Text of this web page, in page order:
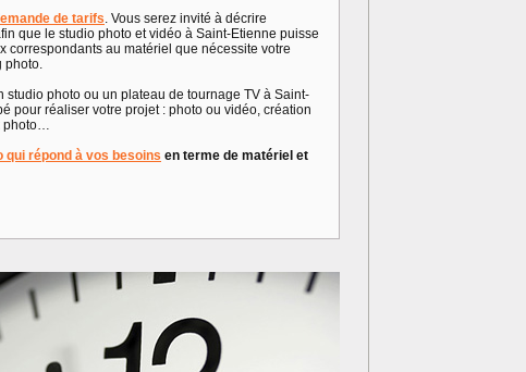
de tarifs . Vous serez invité à décrire
que le studio photo et vidéo à Saint-Etienne puisse
correspondants au matériel que nécessite votre
studio photo ou un plateau de tournage TV à Saint-
pour réaliser votre projet : photo ou vidéo, création
qui répond à vos besoins en terme de matériel et